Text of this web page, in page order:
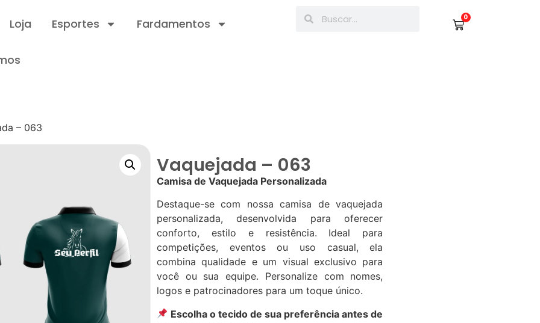
Loja Esportes Fardamentos 0
– 063
Vaquejada – 063
Camisa de Vaquejada Personalizada
Destaque-se com nossa camisa de vaquejada
personalizada, desenvolvida para oferecer
conforto, estilo e resistência. Ideal para
competições, eventos ou uso casual, ela
combina qualidade e um visual exclusivo para
você ou sua equipe. Personalize com nomes,
logos e patrocinadores para um toque único.
Escolha o tecido de sua preferência antes de